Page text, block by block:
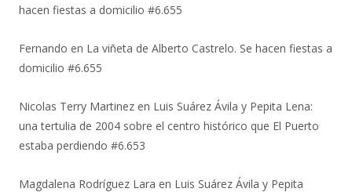
hacen fiestas a domicilio #6.655
Fernando en La viñeta de Alberto Castrelo. Se hacen fiestas a
domicilio #6.655
Nicolas Terry Martinez en Luis Suárez Ávila y Pepita Lena:
una tertulia de 2004 sobre el centro histórico que El Puerto
estaba perdiendo #6.653
Magdalena Rodríguez Lara en Luis Suárez Ávila y Pepita